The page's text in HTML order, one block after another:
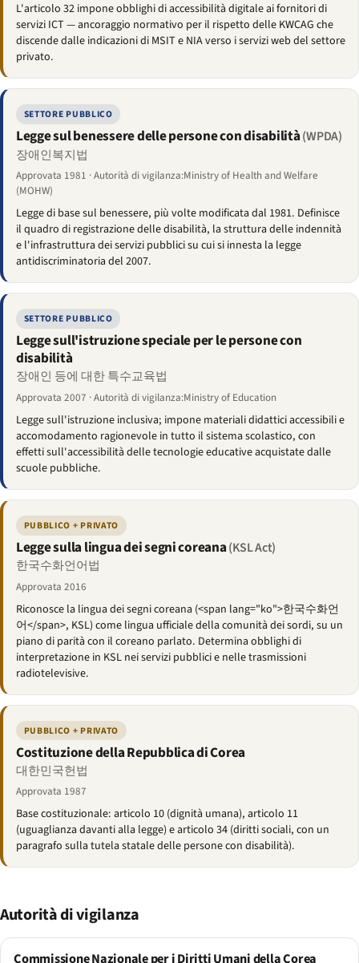
L'articolo 32 impone obblighi di accessibilità digitale ai fornitori di
servizi ICT — ancoraggio normativo per il rispetto delle KWCAG che
discende dalle indicazioni di MSIT e NIA verso i servizi web del settore
privato.
SETTORE PUBBLICO
Legge sul benessere delle persone con disabilità(WPDA)
장애인복지법
Approvata 1981 · Autorità di vigilanza:Ministry of Health and Welfare
(MOHW)
Legge di base sul benessere, più volte modificata dal 1981. Definisce
il quadro di registrazione delle disabilità, la struttura delle indennità
e l'infrastruttura dei servizi pubblici su cui si innesta la legge
antidiscriminatoria del 2007.
SETTORE PUBBLICO
Legge sull'istruzione speciale per le persone con
disabilità
장애인 등에 대한 특수교육법
Approvata 2007 · Autorità di vigilanza:Ministry of Education
Legge sull'istruzione inclusiva; impone materiali didattici accessibili e
accomodamento ragionevole in tutto il sistema scolastico, con
effetti sull'accessibilità delle tecnologie educative acquistate dalle
scuole pubbliche.
PUBBLICO + PRIVATO
Legge sulla lingua dei segni coreana(KSL Act)
한국수화언어법
Approvata 2016
Riconosce la lingua dei segni coreana (<span lang="ko">한국수화언
어</span>, KSL) come lingua ufficiale della comunità dei sordi, su un
piano di parità con il coreano parlato. Determina obblighi di
interpretazione in KSL nei servizi pubblici e nelle trasmissioni
radiotelevisive.
PUBBLICO + PRIVATO
Costituzione della Repubblica di Corea
대한민국헌법
Approvata 1987
Base costituzionale: articolo 10 (dignità umana), articolo 11
(uguaglianza davanti alla legge) e articolo 34 (diritti sociali, con un
paragrafo sulla tutela statale delle persone con disabilità).
Autorità di vigilanza